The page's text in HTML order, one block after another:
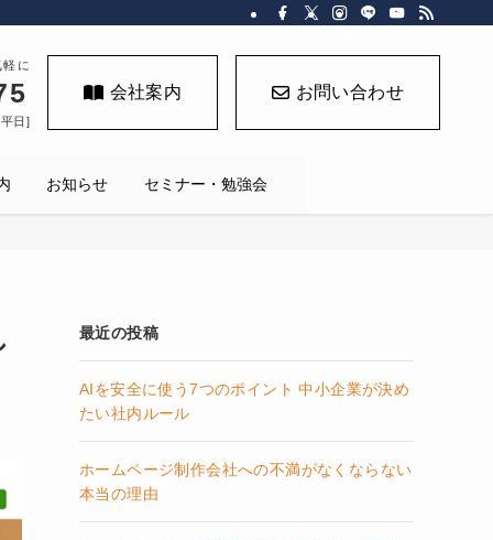
に
日]
会社案内 お問い合わせ
お知らせ セミナー・勉強会
最近の投稿
AIを安全に使う7つのポイント 中小企業が決め
たい社内ルール
ホームページ制作会社への不満がなくならない
本当の理由